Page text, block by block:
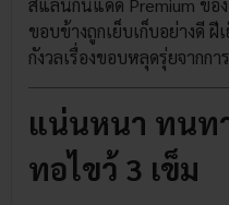
สแลนกันแดด Premium ขอ
ขอบข้างถูกเย็บเก็บอย่างดี
กังวลเรื่องขอบหลุดรุ่ยจากก
แน่นหนา ทนท
ทอไขว้ 3 เข็ม